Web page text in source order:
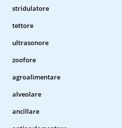
stridulatore
tettore
ultrasonore
zoofore
agroalimentare
alveolare
ancillare